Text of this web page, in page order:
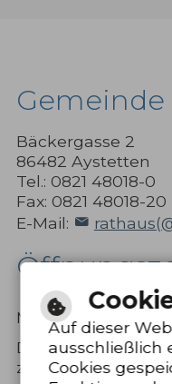
Bäckergasse 2
86482 Aystetten
Tel.: 0821 48018-0
Fax: 0821 48018-20
E-Mail:
Montag bis Freitag
Donnerstag
zusätzlich
Auf dieser
ausschließlich
Cookies